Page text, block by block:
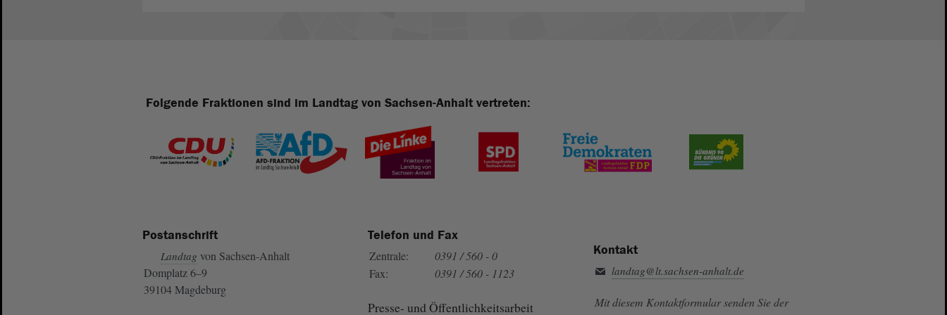
Folgende Fraktionen sind im Landtag von Sachsen-Anhalt vertreten:
Postanschrift
Landtag von Sachsen-Anhalt
Domplatz 6–9
39104 Magdeburg
Telefon und Fax
Zentrale:
0391 / 560 - 0
Fax:
0391 / 560 - 1123
Presse- und Öffentlichkeitsarbeit
Kontakt
landtag@lt.sachsen-anhalt.de
Mit diesem Kontaktformular senden Sie der